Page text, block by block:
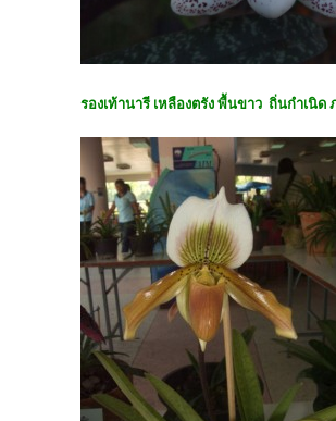
รองเท้านารี เหลืองตรัง พื้นขาว ถิ่นกำเนิด